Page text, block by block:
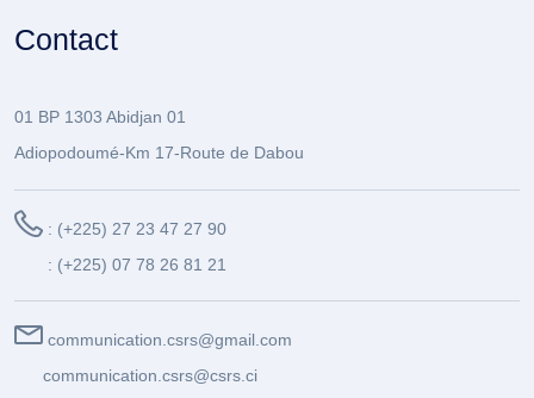
Contact
01 BP 1303 Abidjan 01
Adiopodoumé-Km 17-Route de Dabou
: (+225) 27 23 47 27 90
: (+225) 07 78 26 81 21
communication.csrs@gmail.com
communication.csrs@csrs.ci